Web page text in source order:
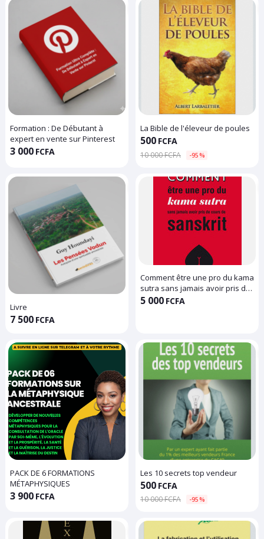
Formation : De Débutant à
expert en vente sur Pinterest
3 000 FCFA
La Bible de l'éleveur de poules
500 FCFA
10 000 FCFA -95%
Livre
7 500 FCFA
Comment être une pro du kama
sutra sans jamais avoir pris de
cours de sanskrit
5 000 FCFA
PACK DE 6 FORMATIONS
MÉTAPHYSIQUES
3 900 FCFA
Les 10 secrets top vendeur
500 FCFA
10 000 FCFA -95%